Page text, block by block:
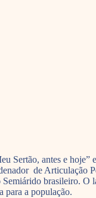
Sertão, antes e hoje”
de Articulação
brasileiro. O
para a população.